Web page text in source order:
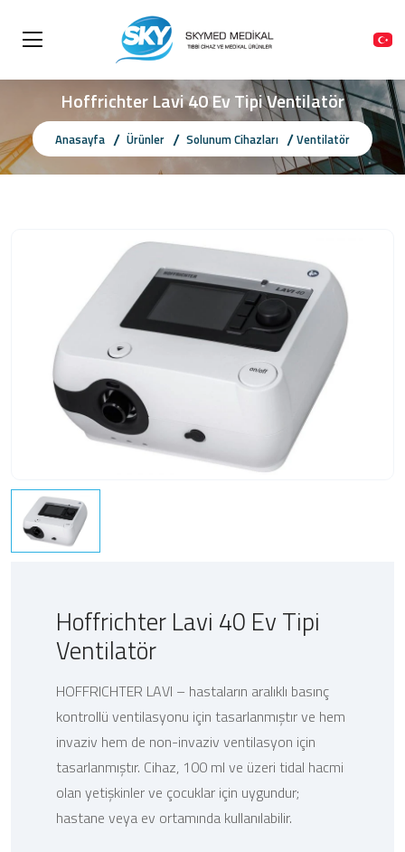
Hoffrichter Lavi 40 Ev Tipi Ventilatör
Anasayfa Ürünler Solunum Cihazları Ventilatör
Hoffrichter Lavi 40 Ev Tipi
Ventilatör
HOFFRICHTER LAVI – hastaların aralıklı basınç
kontrollü ventilasyonu için tasarlanmıştır ve hem
invaziv hem de non-invaziv ventilasyon için
tasarlanmıştır. Cihaz, 100 ml ve üzeri tidal hacmi
olan yetişkinler ve çocuklar için uygundur;
hastane veya ev ortamında kullanılabilir.